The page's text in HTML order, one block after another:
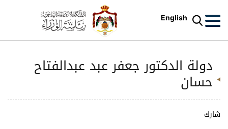
English
دولة الدكتور جعفر عبد عبدالفتاح
حسان
شارك